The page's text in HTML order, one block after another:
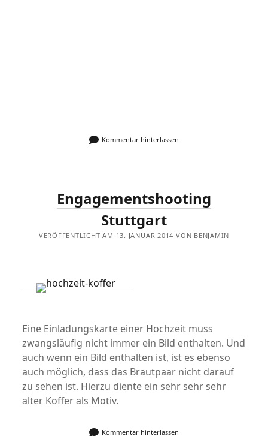
Kommentar hinterlassen
Engagementshooting
Stuttgart
VERÖFFENTLICHT AM 13. JANUAR 2014 VON BENJAMIN
Eine Einladungskarte einer Hochzeit muss
zwangsläufig nicht immer ein Bild enthalten. Und
auch wenn ein Bild enthalten ist, ist es ebenso
auch möglich, dass das Brautpaar nicht darauf
zu sehen ist. Hierzu diente ein sehr sehr sehr
alter Koffer als Motiv.
Kommentar hinterlassen